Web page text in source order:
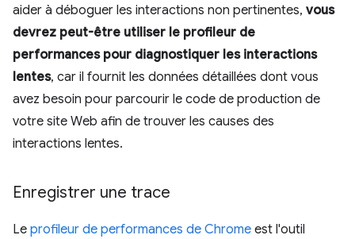
aider à déboguer les interactions non pertinentes, vous
devrez peut-être utiliser le profileur de
performances pour diagnostiquer les interactions
lentes, car il fournit les données détaillées dont vous
avez besoin pour parcourir le code de production de
votre site Web afin de trouver les causes des
interactions lentes.
Enregistrer une trace
Le profileur de performances de Chrome est l'outil